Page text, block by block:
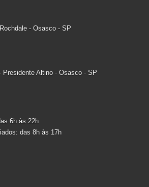
- Osasco - SP
Presidente Altino - Osasco - SP
6h às 22h
das 8h às 17h